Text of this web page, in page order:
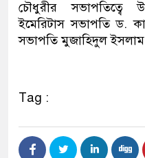
চৌধুরীর সভাপতিত্বে
ইমেরিটাস সভাপতি ড.
সভাপতি মুজাহিদুল ইসলাম
Tag :